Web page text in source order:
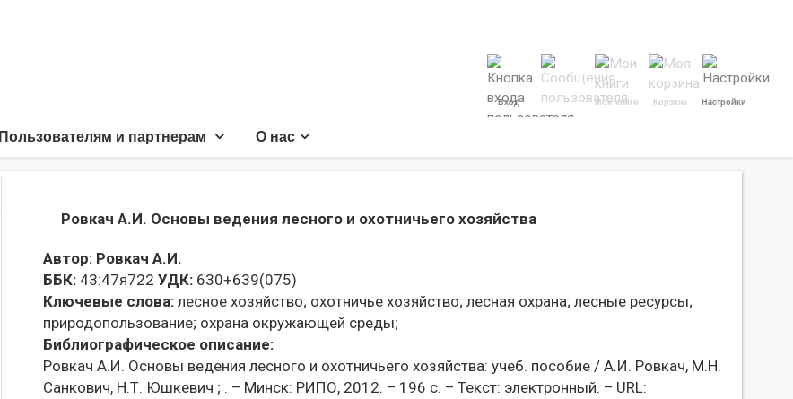
Вход Мои книги Корзина Настройки
Пользователям и партнерам О нас
Ровкач А.И. Основы ведения лесного и охотничьего хозяйства
Автор: Ровкач А.И.
ББК: 43:47я722 УДК: 630+639(075)
Ключевые слова: лесное хозяйство; охотничье хозяйство; лесная охрана; лесные ресурсы;
природопользование; охрана окружающей среды;
Библиографическое описание:
Ровкач А.И. Основы ведения лесного и охотничьего хозяйства: учеб. пособие / А.И. Ровкач, М.Н.
Санкович, Н.Т. Юшкевич ; . – Минск: РИПО, 2012. – 196 с. – Текст: электронный. – URL: